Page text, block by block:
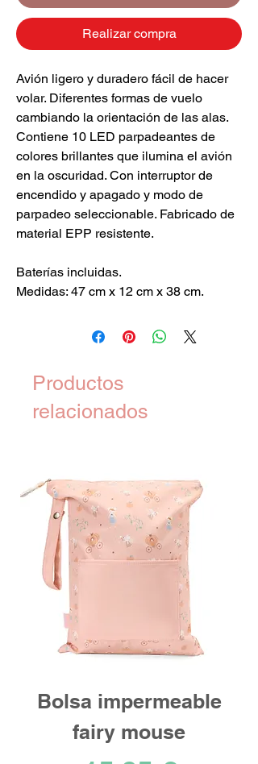
Realizar compra
Avión ligero y duradero fácil de hacer
volar. Diferentes formas de vuelo
cambiando la orientación de las alas.
Contiene 10 LED parpadeantes de
colores brillantes que ilumina el avión
en la oscuridad. Con interruptor de
encendido y apagado y modo de
parpadeo seleccionable. Fabricado de
material EPP resistente.
Baterías incluidas.
Medidas: 47 cm x 12 cm x 38 cm.
Productos
relacionados
Bolsa impermeable
fairy mouse